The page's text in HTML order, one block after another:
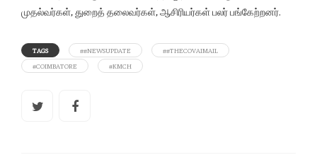
முதல்வர்கள், துறைத் தலைவர்கள், ஆசிரியர்கள் பலர் பங்கேற்றனர்.
TAGS ##NEWSUPDATE
##THECOVAIMAIL
#COIMBATORE
#KMCH